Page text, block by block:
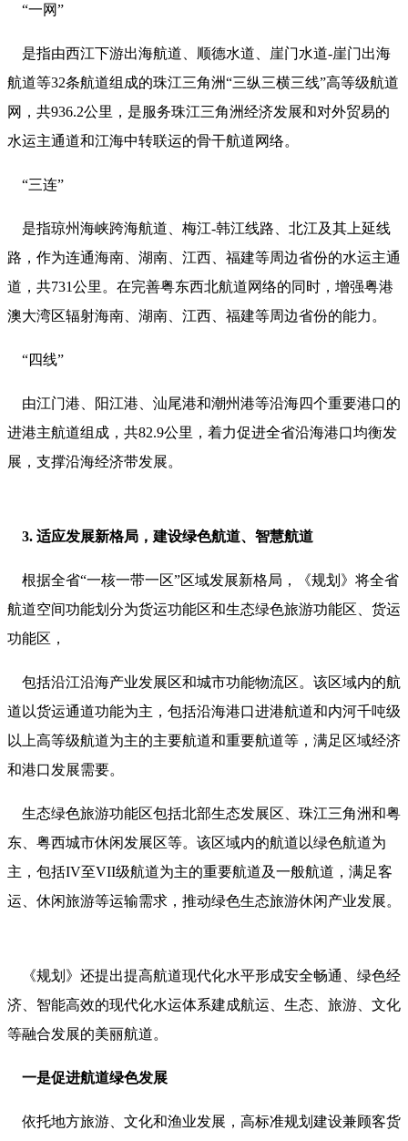
“一网”
是指由西江下游出海航道、顺德水道、崖门水道-崖门出海
航道等32条航道组成的珠江三角洲“三纵三横三线”高等级航道
网，共936.2公里，是服务珠江三角洲经济发展和对外贸易的
水运主通道和江海中转联运的骨干航道网络。
“三连”
是指琼州海峡跨海航道、梅江-韩江线路、北江及其上延线
路，作为连通海南、湖南、江西、福建等周边省份的水运主通
道，共731公里。在完善粤东西北航道网络的同时，增强粤港
澳大湾区辐射海南、湖南、江西、福建等周边省份的能力。
“四线”
由江门港、阳江港、汕尾港和潮州港等沿海四个重要港口的
进港主航道组成，共82.9公里，着力促进全省沿海港口均衡发
展，支撑沿海经济带发展。
3. 适应发展新格局，建设绿色航道、智慧航道
根据全省“一核一带一区”区域发展新格局，《规划》将全省
航道空间功能划分为货运功能区和生态绿色旅游功能区、货运
功能区，
包括沿江沿海产业发展区和城市功能物流区。该区域内的航
道以货运通道功能为主，包括沿海港口进港航道和内河千吨级
以上高等级航道为主的主要航道和重要航道等，满足区域经济
和港口发展需要。
生态绿色旅游功能区包括北部生态发展区、珠江三角洲和粤
东、粤西城市休闲发展区等。该区域内的航道以绿色航道为
主，包括IV至VII级航道为主的重要航道及一般航道，满足客
运、休闲旅游等运输需求，推动绿色生态旅游休闲产业发展。
《规划》还提出提高航道现代化水平形成安全畅通、绿色经
济、智能高效的现代化水运体系建成航运、生态、旅游、文化
等融合发展的美丽航道。
一是促进航道绿色发展
依托地方旅游、文化和渔业发展，高标准规划建设兼顾客货